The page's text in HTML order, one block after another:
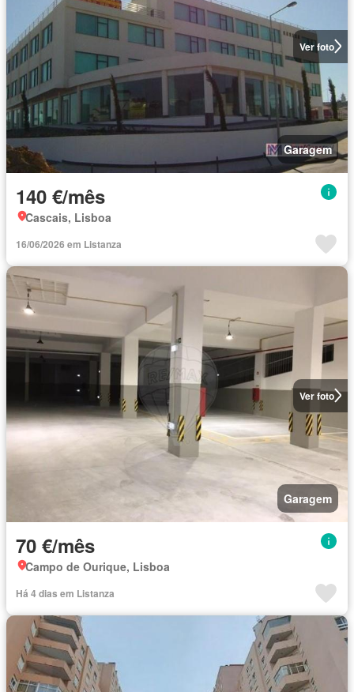
Ver foto
Garagem
140 €/mês
Cascais, Lisboa
16/06/2026 em Listanza
Ver foto
Garagem
70 €/mês
Campo de Ourique, Lisboa
Há 4 dias em Listanza